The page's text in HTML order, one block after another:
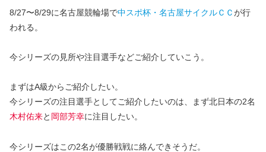
8/27〜8/29に名古屋競輪場で中スポ杯・名古屋サイクルＣＣが行
われる。
今シリーズの見所や注目選手などご紹介していこう。
まずはA級からご紹介したい。
今シリーズの注目選手としてご紹介したいのは、まず北日本の2名
木村佑来と 岡部芳幸に注目したい。
今シリーズはこの2名が優勝戦戦に絡んできそうだ。